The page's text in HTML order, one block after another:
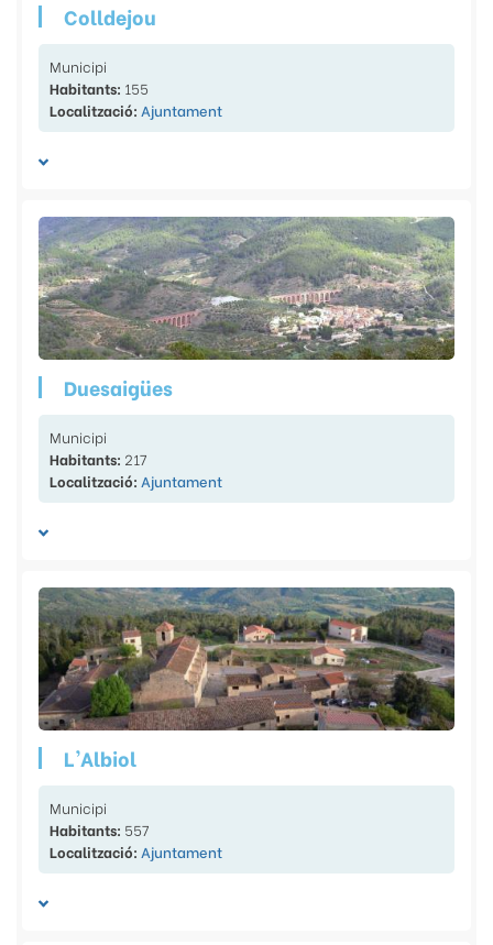
Colldejou
Municipi
Habitants: 155
Localització: Ajuntament
Duesaigües
Municipi
Habitants: 217
Localització: Ajuntament
L'Albiol
Municipi
Habitants: 557
Localització: Ajuntament